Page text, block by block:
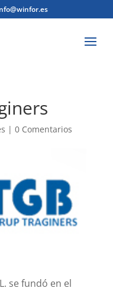
| 0 Comentarios
se fundó en el